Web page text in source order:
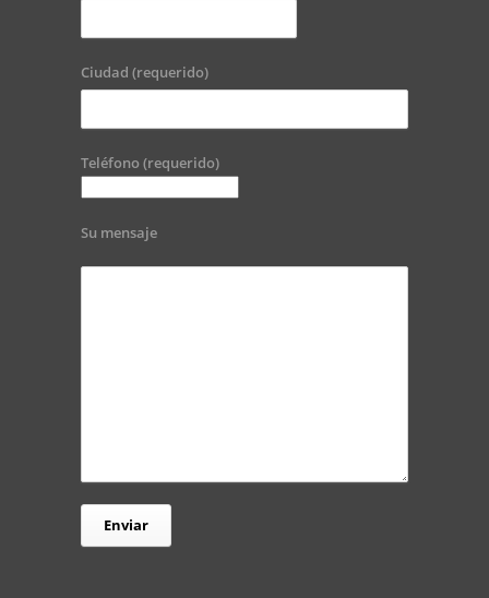
Ciudad (requerido)
Teléfono (requerido)
Su mensaje